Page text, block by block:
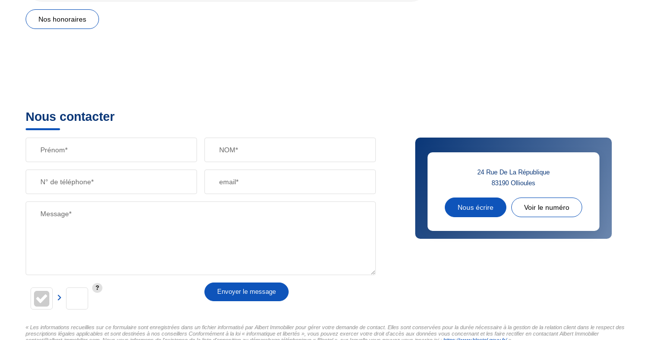
Nos honoraires
Nous contacter
Prénom* NOM*
N° de téléphone* email*
Message*
Envoyer le message
24 Rue De La République
83190 Ollioules
Nous écrire Voir le numéro
« Les informations recueillies sur ce formulaire sont enregistrées dans un fichier informatisé par Albert Immobilier pour gérer votre demande de contact. Elles sont conservées pour la durée nécessaire à la gestion de la relation client dans le respect des
prescriptions légales applicables et sont destinées à nos conseillers Conformément à la loi « informatique et libertés », vous pouvez exercer votre droit d'accès aux données vous concernant et les faire rectifier en contactant Albert Immobilier